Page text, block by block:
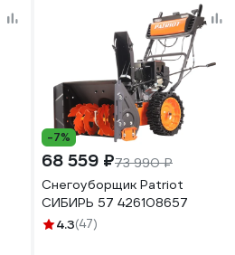
-7%
68 559 ₽73 990 ₽
Снегоуборщик Patriot
СИБИРЬ 57 426108657
4.3(47)